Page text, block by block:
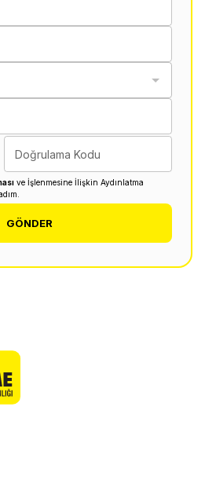
Doğrulama Kodu
ve İşlenmesine İlişkin Aydınlatma
GÖNDER